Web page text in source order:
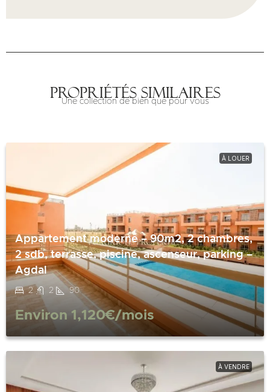
Propriétés similaires
Une collection de bien que pour vous
À LOUER
Appartement moderne – 90m2, 2 chambres,
2 sdb, terrasse, piscine, ascenseur, parking –
Agdal
2 2 90
Environ 1,120€/mois
À VENDRE